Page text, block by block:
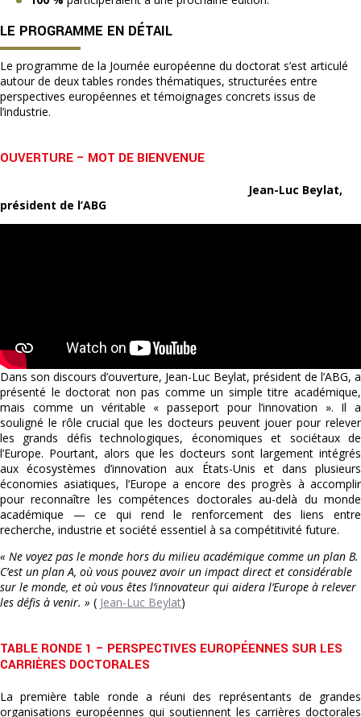
LE PROGRAMME EN DÉTAIL
Le programme de la Journée européenne du doctorat s’est articulé
autour de deux tables rondes thématiques, structurées entre
perspectives européennes et témoignages concrets issus de
l’industrie.
OUVERTURE – MOT DE BIENVENUE
Jean-Luc Beylat,
président de l’ABG
Dans son discours d’ouverture, Jean-Luc Beylat, président de l’ABG, a
présenté le doctorat non pas comme un simple titre académique,
mais comme un véritable « passeport pour l’innovation ». Il a
souligné le rôle crucial que les docteurs peuvent jouer pour relever
les grands défis technologiques, économiques et sociétaux de
l’Europe. Pourtant, alors que les docteurs sont largement intégrés
aux écosystèmes d’innovation aux États-Unis et dans plusieurs
économies asiatiques, l’Europe a encore des progrès à accomplir
pour reconnaître les compétences doctorales au-delà du monde
académique — ce qui rend le renforcement des liens entre
recherche, industrie et société essentiel à sa compétitivité future.
« Ne voyez pas le monde hors du milieu académique comme un plan B.
C’est un plan A, où vous pouvez avoir un impact direct et considérable
sur le monde, et où vous êtes l’innovateur qui aidera l’Europe à relever
les défis à venir. » ( Jean-Luc Beylat)
TABLE RONDE 1 – PERSPECTIVES EUROPÉENNES SUR LES
CARRIÈRES DOCTORALES
La première table ronde a réuni des représentants de grandes
organisations européennes qui soutiennent les carrières doctorales